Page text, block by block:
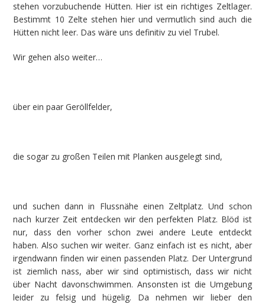
stehen vorzubuchende Hütten. Hier ist ein richtiges Zeltlager.
Bestimmt 10 Zelte stehen hier und vermutlich sind auch die
Hütten nicht leer. Das wäre uns definitiv zu viel Trubel.
Wir gehen also weiter…
über ein paar Geröllfelder,
die sogar zu großen Teilen mit Planken ausgelegt sind,
und suchen dann in Flussnähe einen Zeltplatz. Und schon
nach kurzer Zeit entdecken wir den perfekten Platz. Blöd ist
nur, dass den vorher schon zwei andere Leute entdeckt
haben. Also suchen wir weiter. Ganz einfach ist es nicht, aber
irgendwann finden wir einen passenden Platz. Der Untergrund
ist ziemlich nass, aber wir sind optimistisch, dass wir nicht
über Nacht davonschwimmen. Ansonsten ist die Umgebung
leider zu felsig und hügelig. Da nehmen wir lieber den